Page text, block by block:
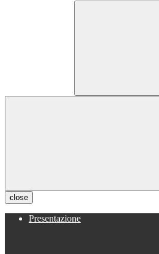
close
Presentazione